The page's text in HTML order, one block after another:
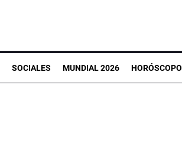
SOCIALES MUNDIAL 2026 HORÓSCOPO